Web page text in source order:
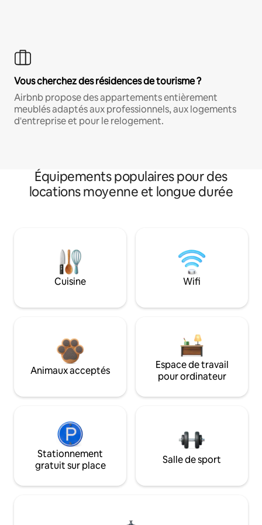
Vous cherchez des résidences de tourisme ?
Airbnb propose des appartements entièrement
meublés adaptés aux professionnels, aux logements
d'entreprise et pour le relogement.
Équipements populaires pour des
locations moyenne et longue durée
Cuisine Wifi
Animaux acceptés
Espace de travail
pour ordinateur
Stationnement
gratuit sur place
Salle de sport